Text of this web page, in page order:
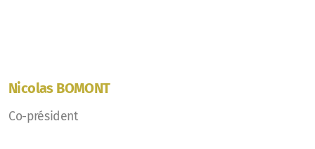
Nicolas BOMONT
Co-président